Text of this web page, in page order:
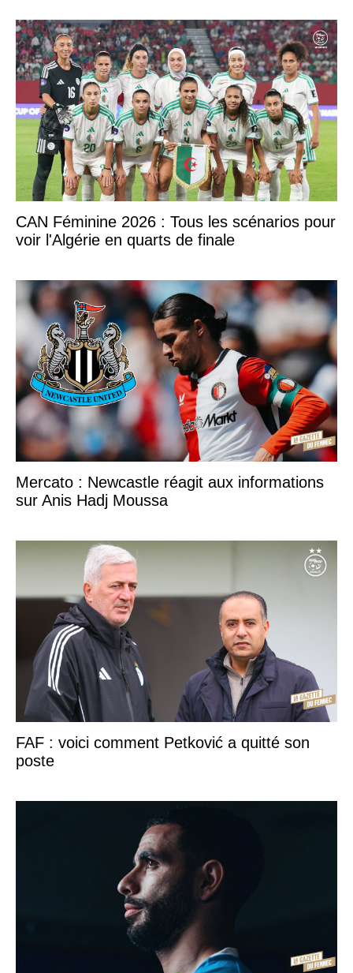
CAN Féminine 2026 : Tous les scénarios pour
voir l'Algérie en quarts de finale
Mercato : Newcastle réagit aux informations
sur Anis Hadj Moussa
FAF : voici comment Petković a quitté son
poste